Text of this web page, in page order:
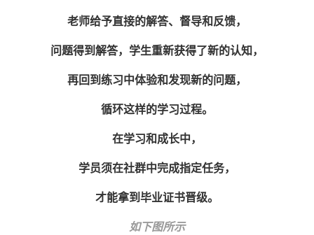
老师给予直接的解答、督导和反馈，
问题得到解答，学生重新获得了新的认知，
再回到练习中体验和发现新的问题，
循环这样的学习过程。
在学习和成长中，
学员须在社群中完成指定任务，
才能拿到毕业证书晋级。
如下图所示